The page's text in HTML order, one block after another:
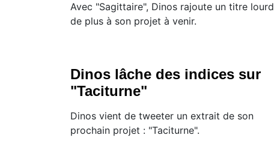
Avec "Sagittaire", Dinos rajoute un titre lourd
de plus à son projet à venir.
Dinos lâche des indices sur
"Taciturne"
Dinos vient de tweeter un extrait de son
prochain projet : "Taciturne".